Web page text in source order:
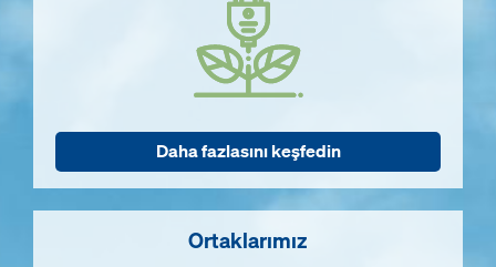
Daha fazlasını keşfedin
Ortaklarımız